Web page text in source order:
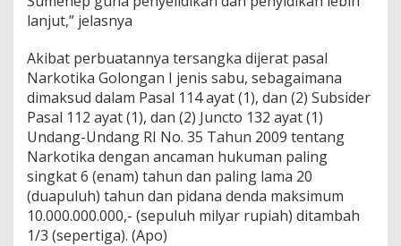
lanjut,” jelasnya
Akibat perbuatannya tersangka dijerat pasal
Narkotika Golongan I jenis sabu, sebagaimana
dimaksud dalam Pasal 114 ayat (1), dan (2) Subsider
Pasal 112 ayat (1), dan (2) Juncto 132 ayat (1)
Undang-Undang RI No. 35 Tahun 2009 tentang
Narkotika dengan ancaman hukuman paling
singkat 6 (enam) tahun dan paling lama 20
(duapuluh) tahun dan pidana denda maksimum
10.000.000.000,- (sepuluh milyar rupiah) ditambah
1/3 (sepertiga). (Apo)